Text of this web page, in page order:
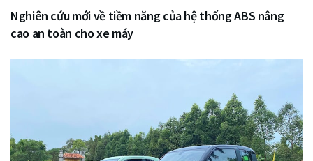
Nghiên cứu mới về tiềm năng của hệ thống ABS nâng
cao an toàn cho xe máy